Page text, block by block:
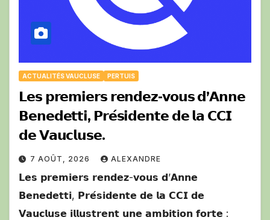
ACTUALITÉS VAUCLUSE PERTUIS
𝗟𝗲𝘀 𝗽𝗿𝗲𝗺𝗶𝗲𝗿𝘀 𝗿𝗲𝗻𝗱𝗲𝘇-𝘃𝗼𝘂𝘀 𝗱’𝗔𝗻𝗻𝗲
𝗕𝗲𝗻𝗲𝗱𝗲𝘁𝘁𝗶, 𝗣𝗿𝗲́𝘀𝗶𝗱𝗲𝗻𝘁𝗲 𝗱𝗲 𝗹𝗮 𝗖𝗖𝗜
𝗱𝗲 𝗩𝗮𝘂𝗰𝗹𝘂𝘀𝗲.
7 AOÛT, 2026 ALEXANDRE
𝗟𝗲𝘀 𝗽𝗿𝗲𝗺𝗶𝗲𝗿𝘀 𝗿𝗲𝗻𝗱𝗲𝘇-𝘃𝗼𝘂𝘀 𝗱’𝗔𝗻𝗻𝗲
𝗕𝗲𝗻𝗲𝗱𝗲𝘁𝘁𝗶, 𝗣𝗿𝗲́𝘀𝗶𝗱𝗲𝗻𝘁𝗲 𝗱𝗲 𝗹𝗮 𝗖𝗖𝗜 𝗱𝗲
𝗩𝗮𝘂𝗰𝗹𝘂𝘀𝗲 𝗶𝗹𝗹𝘂𝘀𝘁𝗿𝗲𝗻𝘁 𝘂𝗻𝗲 𝗮𝗺𝗯𝗶𝘁𝗶𝗼𝗻 𝗳𝗼𝗿𝘁𝗲 :